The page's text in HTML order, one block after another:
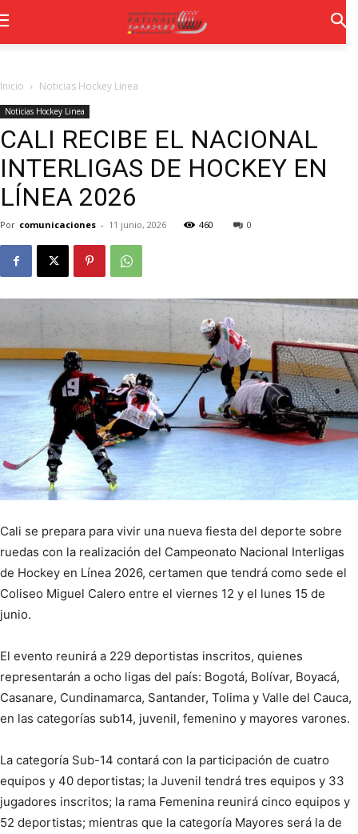
Inicio Noticias Hockey Linea
Noticias Hockey Linea
CALI RECIBE EL NACIONAL
INTERLIGAS DE HOCKEY EN
LÍNEA 2026
Por comunicaciones - 11 junio, 2026 460 0
Cali se prepara para vivir una nueva fiesta del deporte sobre
ruedas con la realización del Campeonato Nacional Interligas
de Hockey en Línea 2026, certamen que tendrá como sede el
Coliseo Miguel Calero entre el viernes 12 y el lunes 15 de
junio.
El evento reunirá a 229 deportistas inscritos, quienes
representarán a ocho ligas del país: Bogotá, Bolívar, Boyacá,
Casanare, Cundinamarca, Santander, Tolima y Valle del Cauca,
en las categorías sub14, juvenil, femenino y mayores varones.
La categoría Sub-14 contará con la participación de cuatro
equipos y 40 deportistas; la Juvenil tendrá tres equipos y 33
jugadores inscritos; la rama Femenina reunirá cinco equipos y
52 deportistas; mientras que la categoría Mayores será la de